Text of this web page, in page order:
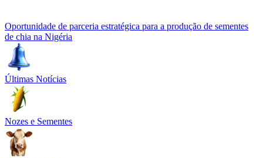
Oportunidade de parceria estratégica para a produção de sementes
de chia na Nigéria
Últimas Notícias
Nozes e Sementes